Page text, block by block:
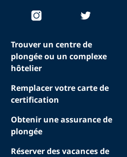
Trouver un centre de
plongée ou un complexe
hôtelier
Remplacer votre carte de
certification
Obtenir une assurance de
plongée
Réserver des vacances de